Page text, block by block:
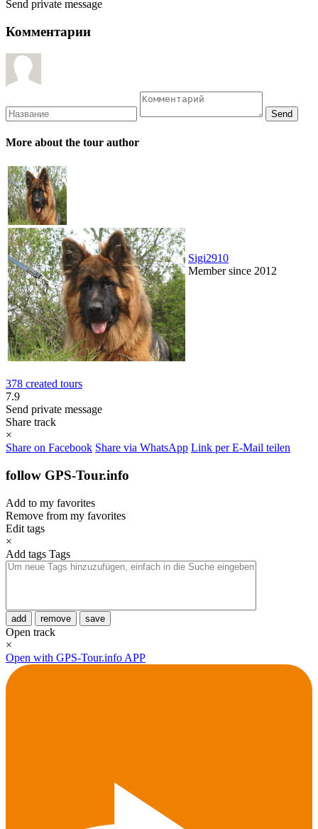
Send private message
Комментарии
More about the tour author
Sigi2910
Member since 2012
378 created tours
7.9
Send private message
Share track
×
Share on Facebook Share via WhatsApp Link per E-Mail teilen
follow GPS-Tour.info
Add to my favorites
Remove from my favorites
Edit tags
×
Add tags Tags
add remove save
Open track
×
Open with GPS-Tour.info APP